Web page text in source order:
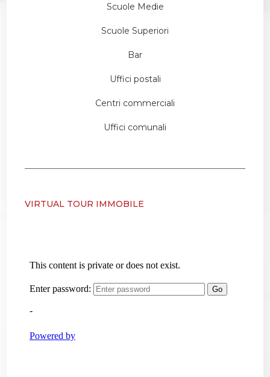
Scuole Medie
Scuole Superiori
Bar
Uffici postali
Centri commerciali
Uffici comunali
VIRTUAL TOUR IMMOBILE